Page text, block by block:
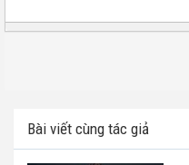
Bài viết cùng tác giả